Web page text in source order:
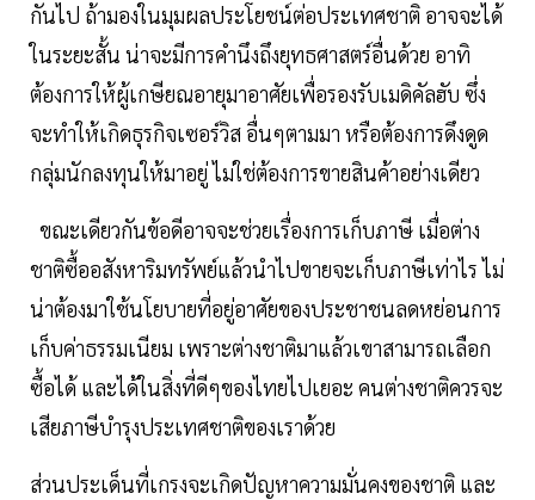
กันไป ถ้ามองในมุมผลประโยชน์ต่อประเทศชาติ อาจจะได้
ในระยะสั้น น่าจะมีการคำนึงถึงยุทธศาสตร์อื่นด้วย อาทิ
ต้องการให้ผู้เกษียณอายุมาอาศัยเพื่อรองรับเมดิคัลฮับ ซึ่ง
จะทำให้เกิดธุรกิจเซอร์วิส อื่นๆตามมา หรือต้องการดึงดูด
กลุ่มนักลงทุนให้มาอยู่ ไม่ใช่ต้องการขายสินค้าอย่างเดียว
ขณะเดียวกันข้อดีอาจจะช่วยเรื่องการเก็บภาษี เมื่อต่าง
ชาติซื้ออสังหาริมทรัพย์แล้วนำไปขายจะเก็บภาษีเท่าไร ไม่
น่าต้องมาใช้นโยบายที่อยู่อาศัยของประชาชนลดหย่อนการ
เก็บค่าธรรมเนียม เพราะต่างชาติมาแล้วเขาสามารถเลือก
ซื้อได้ และได้ในสิ่งที่ดีๆของไทยไปเยอะ คนต่างชาติควรจะ
เสียภาษีบำรุงประเทศชาติของเราด้วย
ส่วนประเด็นที่เกรงจะเกิดปัญหาความมั่นคงของชาติ และ